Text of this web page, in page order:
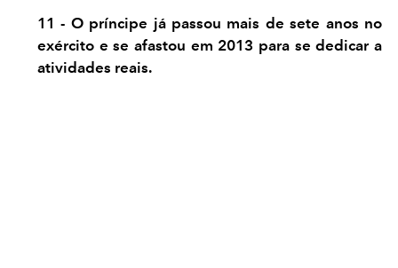
11 - O príncipe já passou mais de sete anos no
exército e se afastou em 2013 para se dedicar a
atividades reais.